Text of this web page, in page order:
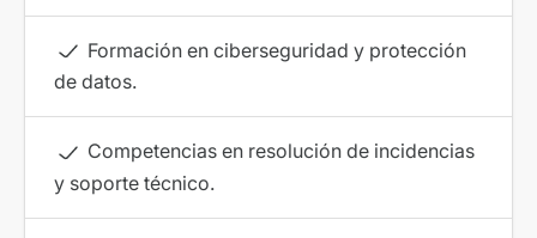
Formación en ciberseguridad y protección
de datos.
Competencias en resolución de incidencias
y soporte técnico.